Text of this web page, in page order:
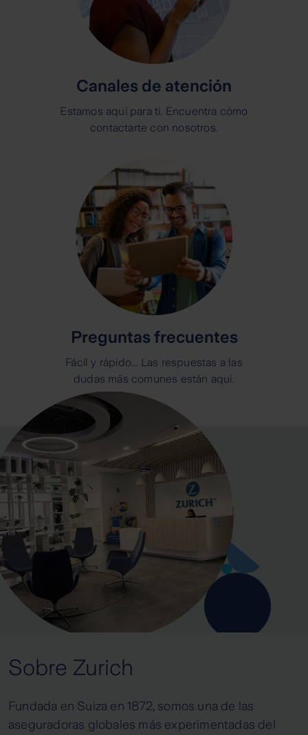
Canales de atención
Estamos aquí para ti. Encuentra cómo
contactarte con nosotros.
Preguntas frecuentes
Fácil y rápido... Las respuestas a las
dudas más comunes están aquí.
Sobre Zurich
Fundada en Suiza en 1872, somos una de las
aseguradoras globales más experimentadas del